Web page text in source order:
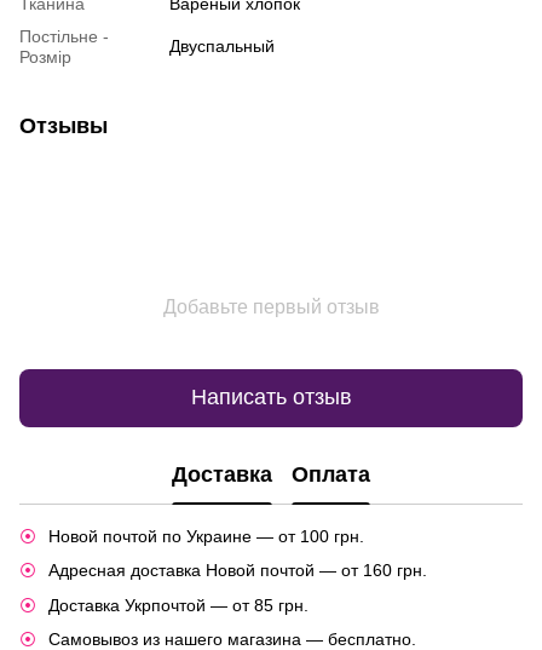
Постільне -
Розмір
Двуспальный
Отзывы
Добавьте первый отзыв
Написать отзыв
Доставка Оплата
Новой почтой по Украине — от 100 грн.
Адресная доставка Новой почтой — от 160 грн.
Доставка Укрпочтой — от 85 грн.
Самовывоз из нашего магазина — бесплатно.